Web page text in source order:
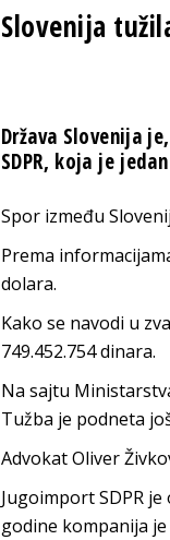
Slovenija
Država Slovenija
SDPR, koja je
Spor između
Prema
dolara.
Kako se navodi u
749.452.754 dinara.
Na sajtu
Tužba je podneta
Advokat Oliver
Jugoimport SDPR
godine kompanija